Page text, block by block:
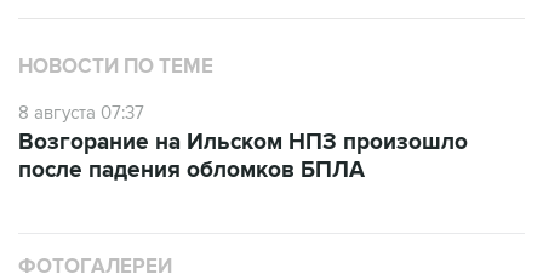
НОВОСТИ ПО ТЕМЕ
8 августа 07:37
после падения обломков БПЛА